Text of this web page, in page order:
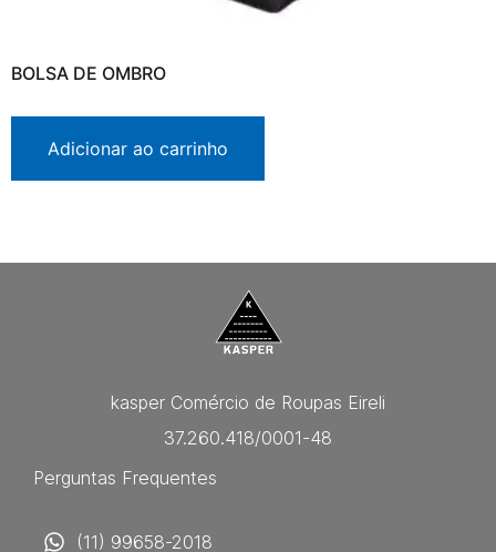
BOLSA DE OMBRO
Adicionar ao carrinho
kasper Comércio de Roupas Eireli
37.260.418/0001-48
Perguntas Frequentes
(11) 99658-2018